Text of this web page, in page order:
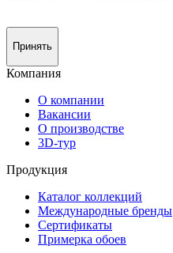
Принять
Компания
О компании
Вакансии
О производстве
3D-тур
Продукция
Каталог коллекций
Международные бренды
Сертификаты
Примерка обоев